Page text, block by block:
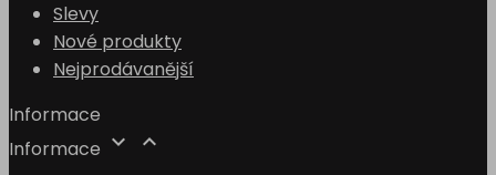
Slevy
Nové produkty
Nejprodávanější
Informace
Informace  